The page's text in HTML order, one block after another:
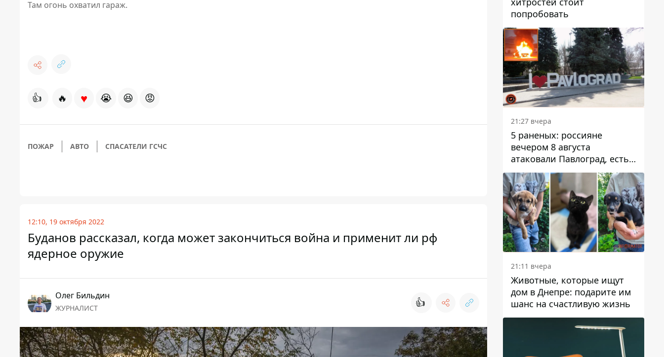
Там огонь охватил гараж.
👍 🔥 ♥ 😭 😆 😡
ПОЖАР АВТО СПАСАТЕЛИ ГСЧС
12:10, 19 октября 2022
Буданов рассказал, когда может закончиться война и применит ли рф
ядерное оружие
Олег Бильдин
ЖУРНАЛИСТ 👍
попробовать
21:27 вчера
5 раненых: россияне
вечером 8 августа
атаковали Павлоград, есть
возгорание
21:11 вчера
Животные, которые ищут
дом в Днепре: подарите им
шанс на счастливую жизнь